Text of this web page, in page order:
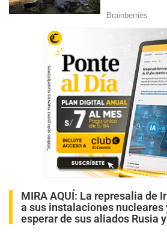
MIRA AQUÍ: La represalia de
a sus instalaciones nucleares
esperar de sus aliados Rusia